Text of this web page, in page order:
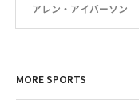
アレン・アイバーソン
MORE SPORTS